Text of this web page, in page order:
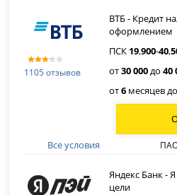
1105 отзывов
ВТБ - Кредит
оформлением
ПСК 19,900-40,
от30 000до40
от6 месяцев
Все условия
Яндекс Банк -
цели